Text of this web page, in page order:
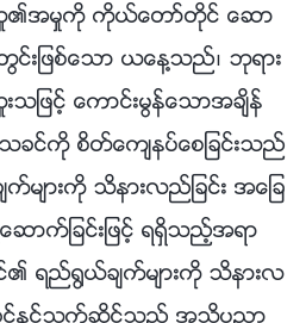
အမႈကို ကိုယ္ေတာ္တိုင္ ေဆာ
းျဖစ္ေသာ ယေန႔သည္၊ ဘုရား
ျဖင့္ ေကာင္းမြန္ေသာအခ်ိန္
ခင္ကို စိတ္ေက်နပ္ေစျခင္းသည္
မ်ားကို သိနားလည္ျခင္း အေျခ
ာက္ျခင္းျဖင့္ ရရွိသည့္အရာ
င္၏ ရည္႐ြယ္ခ်က္မ်ားကို သိနားလ